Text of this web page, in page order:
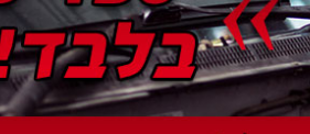
שמנים ונוזלים
חלפים ל BMW ומרצדס
מערכות בלמים